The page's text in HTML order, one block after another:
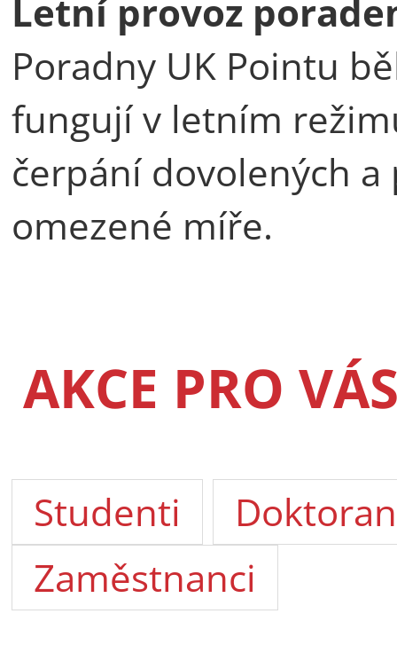
Letní provoz
Poradny UK Pointu
fungují v letním
čerpání dovolených
omezené míře.
AKCE PRO
Studenti
Zaměstnanci